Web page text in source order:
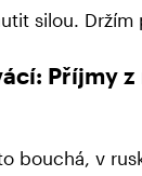
silou. Držím
Příjmy
bouchá, v